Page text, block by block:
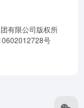
有限公司版权所
号